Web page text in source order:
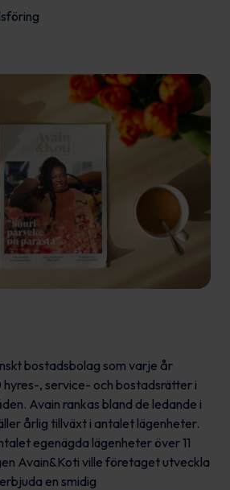
bostadsbolag som varje år
, service- och bostadsrätter i
Avain rankas bland de ledande i
årlig tillväxt i antalet lägenheter.
egenägda lägenheter över 11
Avain&Koti ville företaget utveckla
en smidig